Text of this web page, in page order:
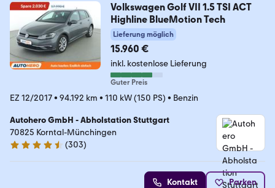
Volkswagen Golf VII 1.5 TSI ACT
Highline BlueMotion Tech
Lieferung möglich
15.960 €
inkl. kostenlose Lieferung
Guter Preis
EZ 12/2017• 94.192 km • 110 kW (150 PS) • Benzin
Autohero GmbH - Abholstation Stuttgart
70825 Korntal-Münchingen
4.4 Sterne
(303)
Kontakt Parken